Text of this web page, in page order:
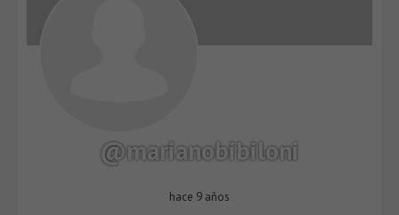
@marianobibiloni
hace 9 años